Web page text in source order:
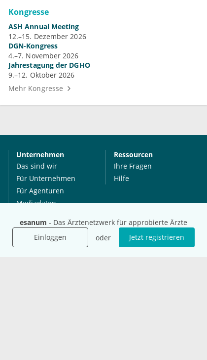
esanum - Das Ärztenetzwerk für approbierte Ärzte
Einloggen
oder Jetzt registrieren
Kongresse
ASH Annual Meeting
12.–15. Dezember 2026
DGN-Kongress
4.–7. November 2026
Jahrestagung der DGHO
9.–12. Oktober 2026
Mehr Kongresse
Unternehmen
Das sind wir
Für Unternehmen
Für Agenturen
Mediadaten
Karriere
Ressourcen
Ihre Fragen
Hilfe